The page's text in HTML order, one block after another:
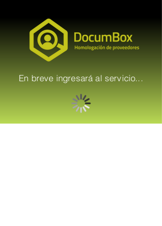
En breve ingresará al servicio...